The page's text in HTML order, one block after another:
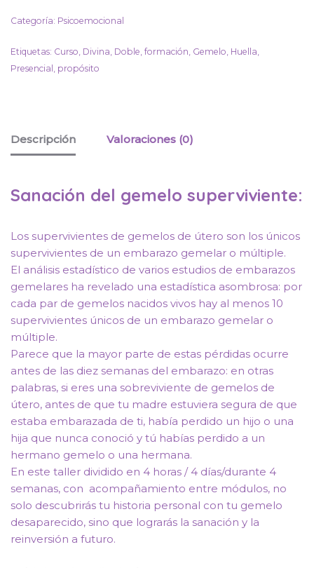
Categoría: Psicoemocional
Etiquetas: Curso Divina Doble formación Gemelo Huella
Presencial propósito
Descripción Valoraciones (0)
Sanación del gemelo superviviente:
Los supervivientes de gemelos de útero son los únicos
supervivientes de un embarazo gemelar o múltiple.
El análisis estadístico de varios estudios de embarazos
gemelares ha revelado una estadística asombrosa: por
cada par de gemelos nacidos vivos hay al menos 10
supervivientes únicos de un embarazo gemelar o
múltiple.
Parece que la mayor parte de estas pérdidas ocurre
antes de las diez semanas del embarazo: en otras
palabras, si eres una sobreviviente de gemelos de
útero, antes de que tu madre estuviera segura de que
estaba embarazada de ti, había perdido un hijo o una
hija que nunca conoció y tú habías perdido a un
hermano gemelo o una hermana.
En este taller dividido en 4 horas / 4 días/durante 4
semanas, con acompañamiento entre módulos, no
solo descubrirás tu historia personal con tu gemelo
desaparecido, sino que lograrás la sanación y la
reinversión a futuro.